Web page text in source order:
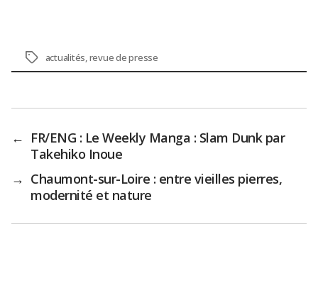
Étiquettes
actualités,revue de presse
← FR/ENG : Le Weekly Manga : Slam Dunk par
Takehiko Inoue
→ Chaumont-sur-Loire : entre vieilles pierres,
modernité et nature